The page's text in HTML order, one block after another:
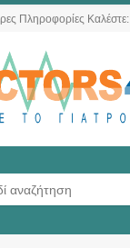
Πληροφορίες Καλέστε: